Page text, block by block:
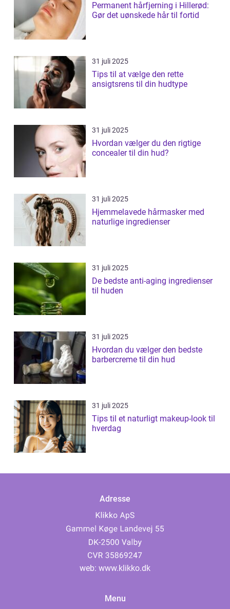
Permanent hårfjerning i Hillerød:
Gør det uønskede hår til fortid
31 juli 2025
Tips til at vælge den rette
ansigtsrens til din hudtype
31 juli 2025
Hvordan vælger du den rigtige
concealer til din hud?
31 juli 2025
Hjemmelavede hårmasker med
naturlige ingredienser
31 juli 2025
De bedste anti-aging ingredienser
til huden
31 juli 2025
Hvordan du vælger den bedste
barbercreme til din hud
31 juli 2025
Tips til et naturligt makeup-look til
hverdag
Adresse
web: www.klikko.dk
Menu